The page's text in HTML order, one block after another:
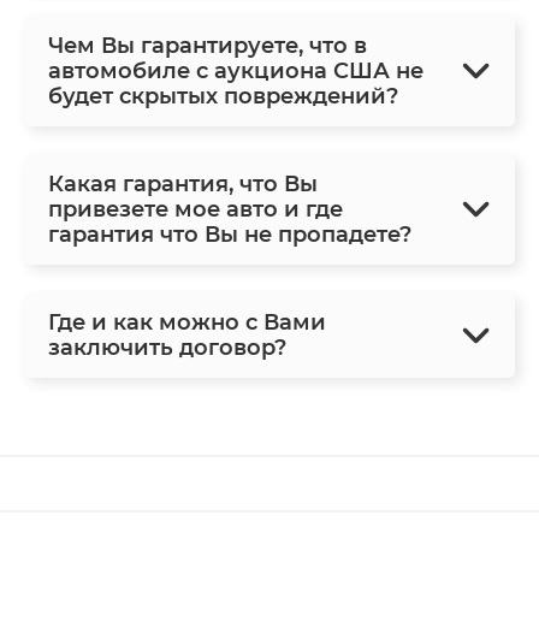
Чем Вы гарантируете, что в
автомобиле с аукциона США не
будет скрытых повреждений?
Какая гарантия, что Вы
привезете мое авто и где
гарантия что Вы не пропадете?
Где и как можно с Вами
заключить договор?